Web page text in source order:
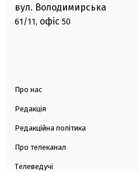
вул. Володимирська
61/11, офіс 50
Про нас
Редакція
Редакційна політика
Про телеканал
Телеведучі